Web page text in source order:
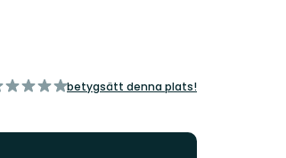
betygsätt denna plats!